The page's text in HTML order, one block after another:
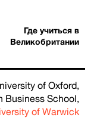
Где учиться в
Великобритании
of Oxford,
Business School,
of Warwick